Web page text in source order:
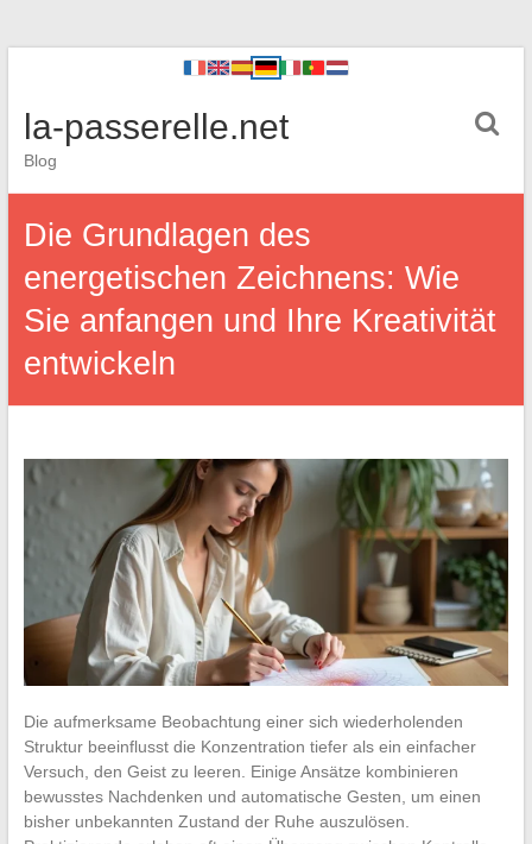
la-passerelle.net
Blog
Die Grundlagen des
energetischen Zeichnens: Wie
Sie anfangen und Ihre Kreativität
entwickeln
Die aufmerksame Beobachtung einer sich wiederholenden
Struktur beeinflusst die Konzentration tiefer als ein einfacher
Versuch, den Geist zu leeren. Einige Ansätze kombinieren
bewusstes Nachdenken und automatische Gesten, um einen
bisher unbekannten Zustand der Ruhe auszulösen.